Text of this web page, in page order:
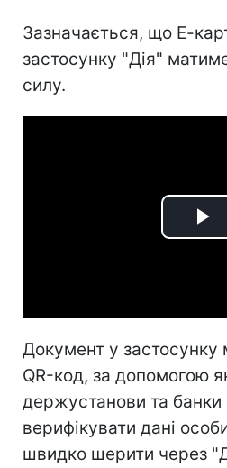
Зазначається, що Е-
застосунку "Дія"
силу.
Документ у застосунку
QR-код, за допомогою
держустанови та
верифікувати дані
швидко шерити через